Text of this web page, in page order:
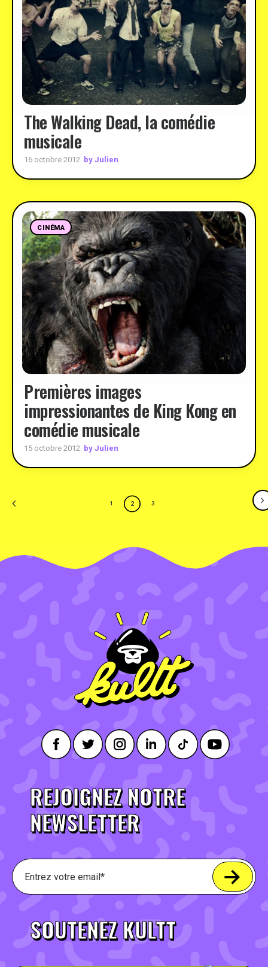
The Walking Dead, la comédie
musicale
16 octobre 2012 by Julien
CINÉMA
Premières images
impressionantes de King Kong en
comédie musicale
15 octobre 2012 by Julien
1 2 3
REJOIGNEZ NOTRE
NEWSLETTER
SOUTENEZ KULTT